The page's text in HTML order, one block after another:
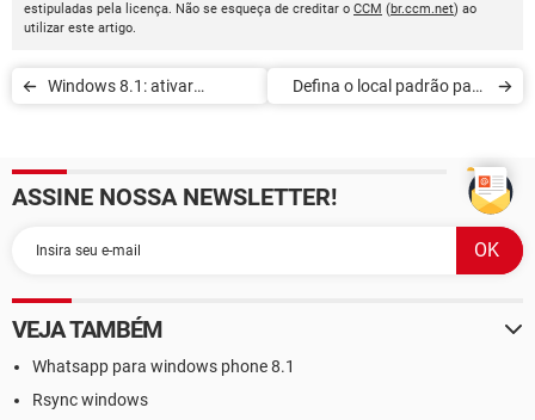
estipuladas pela licença. Não se esqueça de creditar o CCM (br.ccm.net) ao
utilizar este artigo.
Windows 8.1: ativar
Defina o local padrão para
ASSINE NOSSA NEWSLETTER!
VEJA TAMBÉM
Whatsapp para windows phone 8.1
Rsync windows